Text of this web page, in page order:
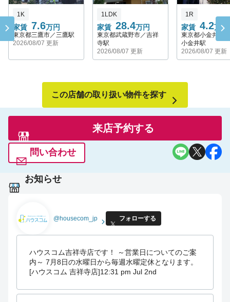
家賃 7.6万円
1K
東京都三鷹市／三鷹駅
2026/08/07 更新
家賃 28.4万円
1LDK
東京都武蔵野市／吉祥
寺駅
2026/08/07 更新
家賃 4.2万円
1R
東京都小金井市
小金井駅
2026/08/07 更新
この店舗の取り扱い物件を探す
来店予約する
問い合わせ
お知らせ
@housecom_jp フォローする
ハウスコム吉祥寺店です！ ～営業日についてのご案
内～ 7月8日の水曜日から毎週水曜定休となります。
[ハウスコム 吉祥寺店]12:31 pm Jul 2nd